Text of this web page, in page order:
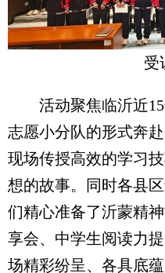
受
活动聚焦临沂近
志愿小分队的形式奔
现场传授高效的学习
想的故事。同时各县
们精心准备了沂蒙精
享会、中学生阅读力
场精彩纷呈、各具底